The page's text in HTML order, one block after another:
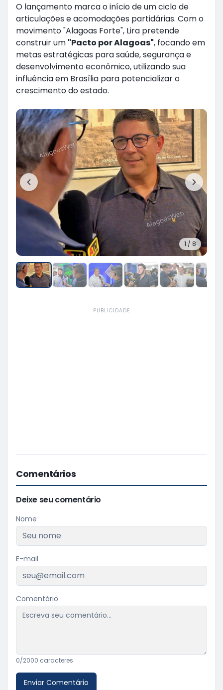
O lançamento marca o início de um ciclo de
articulações e acomodações partidárias. Com o
movimento "Alagoas Forte", Lira pretende
construir um "Pacto por Alagoas", focando em
metas estratégicas para saúde, segurança e
desenvolvimento econômico, utilizando sua
influência em Brasília para potencializar o
crescimento do estado.
1 / 8
PUBLICIDADE
Comentários
Deixe seu comentário
Nome
E-mail
Comentário
0/2000 caracteres
Enviar Comentário